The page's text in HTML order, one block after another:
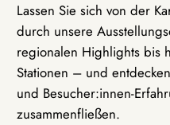
Lassen Sie sich von der
durch unsere
regionalen Highlights bis
Stationen – und
und Besucher:innen-
zusammenfließen.